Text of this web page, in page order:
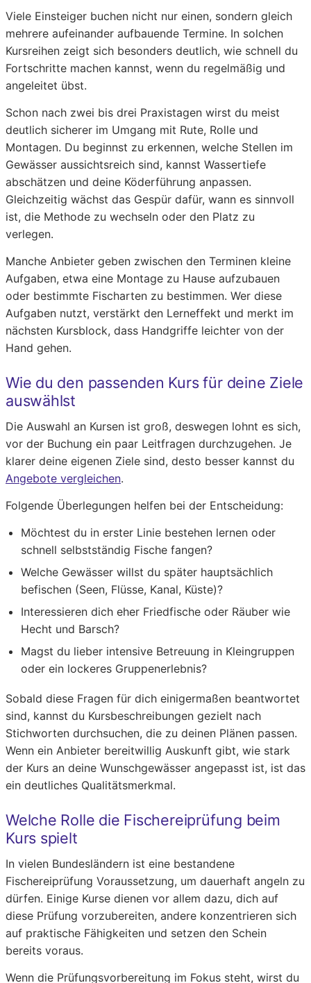
Viele Einsteiger buchen nicht nur einen, sondern gleich
mehrere aufeinander aufbauende Termine. In solchen
Kursreihen zeigt sich besonders deutlich, wie schnell du
Fortschritte machen kannst, wenn du regelmäßig und
angeleitet übst.
Schon nach zwei bis drei Praxistagen wirst du meist
deutlich sicherer im Umgang mit Rute, Rolle und
Montagen. Du beginnst zu erkennen, welche Stellen im
Gewässer aussichtsreich sind, kannst Wassertiefe
abschätzen und deine Köderführung anpassen.
Gleichzeitig wächst das Gespür dafür, wann es sinnvoll
ist, die Methode zu wechseln oder den Platz zu
verlegen.
Manche Anbieter geben zwischen den Terminen kleine
Aufgaben, etwa eine Montage zu Hause aufzubauen
oder bestimmte Fischarten zu bestimmen. Wer diese
Aufgaben nutzt, verstärkt den Lerneffekt und merkt im
nächsten Kursblock, dass Handgriffe leichter von der
Hand gehen.
Wie du den passenden Kurs für deine Ziele
auswählst
Die Auswahl an Kursen ist groß, deswegen lohnt es sich,
vor der Buchung ein paar Leitfragen durchzugehen. Je
klarer deine eigenen Ziele sind, desto besser kannst du
Angebote vergleichen.
Folgende Überlegungen helfen bei der Entscheidung:
Möchtest du in erster Linie bestehen lernen oder
schnell selbstständig Fische fangen?
Welche Gewässer willst du später hauptsächlich
befischen (Seen, Flüsse, Kanal, Küste)?
Interessieren dich eher Friedfische oder Räuber wie
Hecht und Barsch?
Magst du lieber intensive Betreuung in Kleingruppen
oder ein lockeres Gruppenerlebnis?
Sobald diese Fragen für dich einigermaßen beantwortet
sind, kannst du Kursbeschreibungen gezielt nach
Stichworten durchsuchen, die zu deinen Plänen passen.
Wenn ein Anbieter bereitwillig Auskunft gibt, wie stark
der Kurs an deine Wunschgewässer angepasst ist, ist das
ein deutliches Qualitätsmerkmal.
Welche Rolle die Fischereiprüfung beim
Kurs spielt
In vielen Bundesländern ist eine bestandene
Fischereiprüfung Voraussetzung, um dauerhaft angeln zu
dürfen. Einige Kurse dienen vor allem dazu, dich auf
diese Prüfung vorzubereiten, andere konzentrieren sich
auf praktische Fähigkeiten und setzen den Schein
bereits voraus.
Wenn die Prüfungsvorbereitung im Fokus steht, wirst du